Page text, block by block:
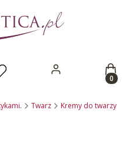
Twarz Kremy do twarzy